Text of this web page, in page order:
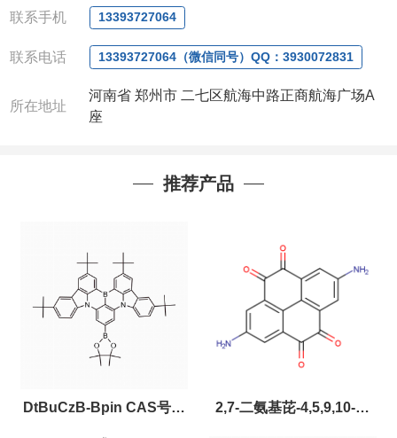
联系人: 沈晓东(欢迎致电
联系手机 13393727064
联系电话 13393727064（微信同号）QQ：3930072831
所在地址
河南省 郑州市 二七区航海中路正商航海广场A
座
推荐产品
DtBuCzB-Bpin CAS号： 2,7-二氨基芘-4,5,9,10-四